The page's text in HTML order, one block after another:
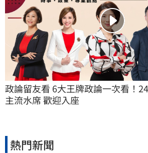
政論留友看 6大王牌政論一次看！
主流水席 歡迎入座
熱門新聞